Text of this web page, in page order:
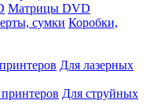
Матрицы DVD
Коробки,
Для лазерных
Для струйных